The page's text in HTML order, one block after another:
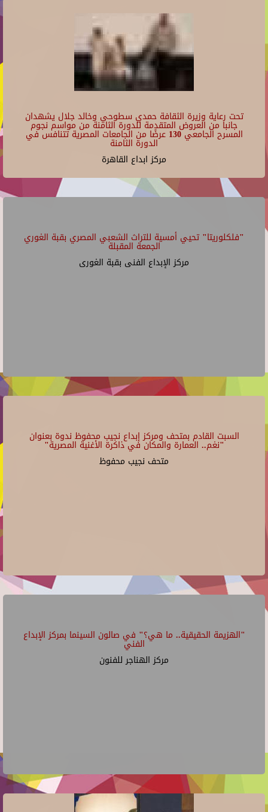
تحت رعاية وزيرة الثقافة حمدي سطوحي وخالد جلال يشهدان
جانبا من العروض المتقدمة للدورة الثامنة من مواسم نجوم
المسرح الجامعي 130 عرضًا من الجامعات المصرية تتنافس في
الدورة الثامنة
مركز ابداع القاهرة
"فلكلوريتا" تحيي أمسية للتراث الشعبي المصري بقبة الغوري
الجمعة المقبلة
مركز الإبداع الفنى بقبة الغورى
السبت القادم بمتحف ومركز إبداع نجيب محفوظ ندوة بعنوان
"نغم.. العمارة والمكان في ذاكرة الأغنية المصرية"
متحف نجيب محفوظ
"الهزيمة الحقيقية.. ما هي؟" في صالون السينما بمركز الإبداع
الفني
مركز الهناجر للفنون